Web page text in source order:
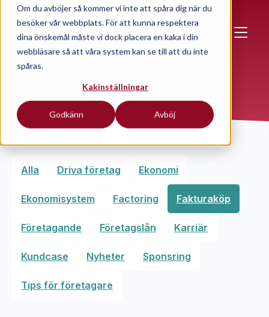
Om du avböjer så kommer vi inte att spåra dig när du
besöker vår webbplats. För att kunna respektera
dina önskemål måste vi dock placera en kaka i din
webbläsare så att våra system kan se till att du inte
spåras.
Kakinställningar
Godkänn Avböj
Skip to main content
Nyheter & Tips
Alla Driva företag Ekonomi
Ekonomisystem Factoring Fakturaköp
Företagande Företagslån Karriär
Kundcase Nyheter Sponsring
Tips för företagare